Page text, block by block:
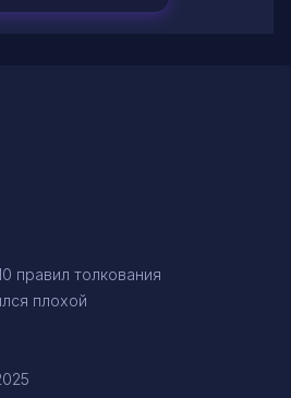
правил толкования
плохой